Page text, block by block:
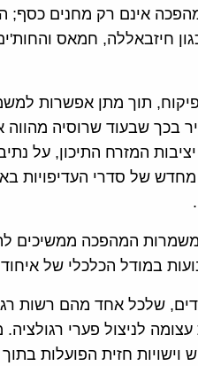
אינם רק מחנים כסף;
חיזבאללה, חמאס
תוך מתן אפשרות
בכך שבעוד שרוסיה מהווה
המזרח התיכון, על
של סדרי העדיפויות
המהפכה ממשיכים
במודל הכלכלי של איחוד
אזורי סחר חופשי נפרדים, שלכל אחד
עצומה לניצול פערי
חזית הפועלות בתוך